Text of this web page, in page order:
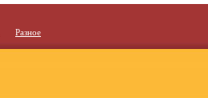
Разное